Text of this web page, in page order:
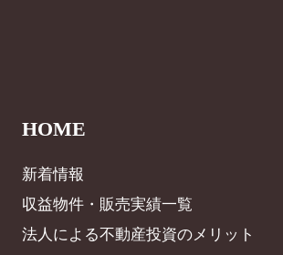
HOME
新着情報
収益物件・販売実績一覧
法人による不動産投資のメリット